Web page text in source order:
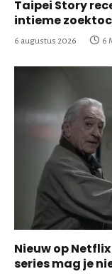
Taipei Story
intieme
6 augustus 2026 6
Nieuw op
series mag je